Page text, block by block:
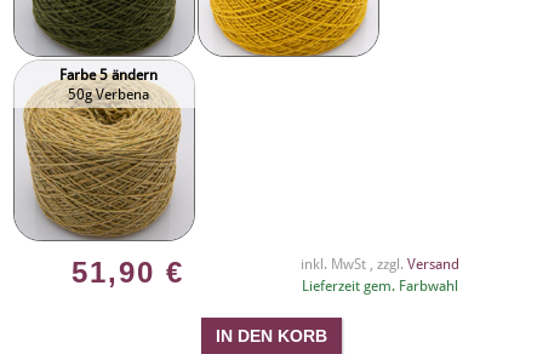
Farbe 5 ändern
50g Verbena
51,90 € inkl. MwSt , zzgl. Versand
Lieferzeit gem. Farbwahl